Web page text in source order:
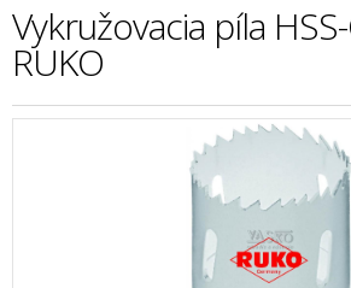
Vykružovacia píla
RUKO